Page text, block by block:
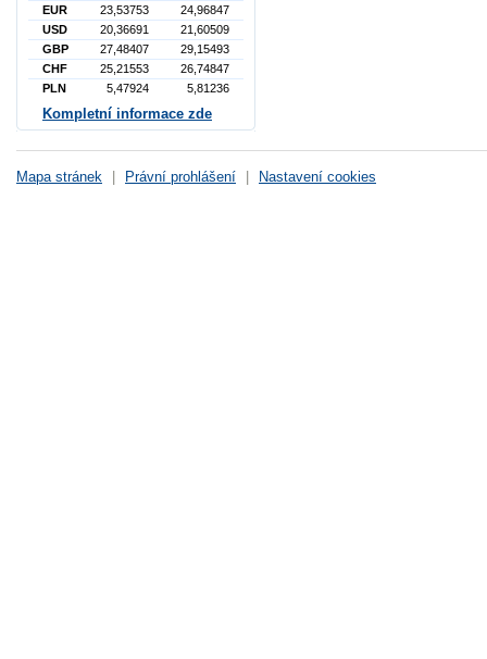
EUR
23,53753
24,96847
USD
20,36691
21,60509
GBP
27,48407
29,15493
CHF
25,21553
26,74847
PLN
5,47924 5,81236
Kompletní informace zde
Mapa stránek Právní prohlášení Nastavení cookies